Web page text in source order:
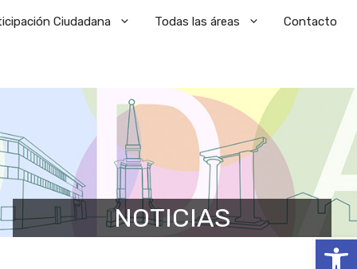
Abrir
Ciudadana Todas las áreas Contacto
NOTICIAS